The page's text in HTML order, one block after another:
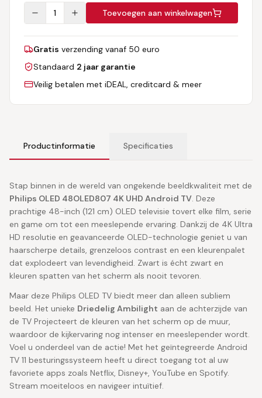
1 Toevoegen aan winkelwagen
Gratis verzending vanaf 50 euro
Standaard 2 jaar garantie
Veilig betalen met iDEAL, creditcard & meer
Productinformatie Specificaties
Stap binnen in de wereld van ongekende beeldkwaliteit met de
Philips OLED 48OLED807 4K UHD Android TV. Deze
prachtige 48-inch (121 cm) OLED televisie tovert elke film, serie
en game om tot een meeslepende ervaring. Dankzij de 4K Ultra
HD resolutie en geavanceerde OLED-technologie geniet u van
haarscherpe details, grenzeloos contrast en een kleurenpalet
dat explodeert van levendigheid. Zwart is écht zwart en
kleuren spatten van het scherm als nooit tevoren.
Maar deze Philips OLED TV biedt meer dan alleen subliem
beeld. Het unieke Driedelig Ambilight aan de achterzijde van
de TV Projecteert de kleuren van het scherm op de muur,
waardoor de kijkervaring nog intenser en meeslepender wordt.
Voel u onderdeel van de actie! Met het geïntegreerde Android
TV 11 besturingssysteem heeft u direct toegang tot al uw
favoriete apps zoals Netflix, Disney+, YouTube en Spotify.
Stream moeiteloos en navigeer intuïtief.